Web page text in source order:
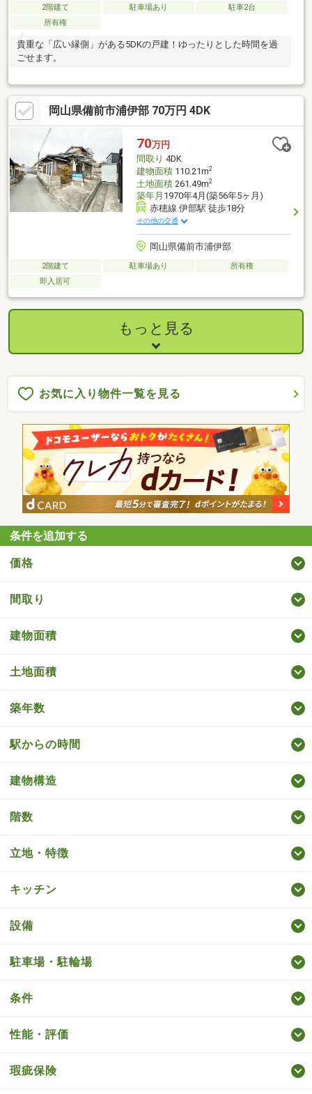
2階建て 駐車場あり
駐車2台
所有権
貴重な「広い縁側」がある5DKの戸建！ゆったりとした時間を過
ごせます。
岡山県備前市浦伊部 70万円 4DK
70万円
間取り 4DK
建物面積110.21m2
土地面積261.49m2
築年月 1970年4月(築56年5ヶ月)
赤穂線 伊部駅 徒歩18分
その他の交通
岡山県備前市浦伊部
2階建て 駐車場あり
所有権
即入居可
もっと見る
お気に入り物件一覧を見る
条件を追加する
価格
間取り
建物面積
土地面積
築年数
駅からの時間
建物構造
階数
立地・特徴
キッチン
設備
駐車場・駐輪場
条件
性能・評価
瑕疵保険